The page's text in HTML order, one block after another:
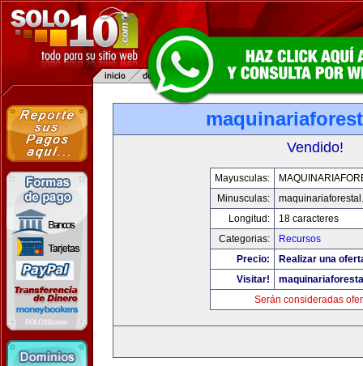
Vendido!
Mayusculas:
Minusculas:
Longitud:
18 caracteres
Categorias:
Recursos
Precio:
Realizar una
Visitar!
Serán consideradas